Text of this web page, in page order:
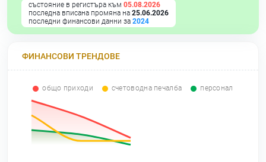
състояние в регистъра към 05.08.2026
последна вписана промяна на 25.06.2026
последни финансови данни за 2024
ФИНАНСОВИ ТРЕНДОВЕ
общо приходи счетоводна печалба персонал